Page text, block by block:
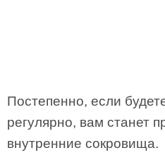
Постепенно, если
регулярно, вам станет
внутренние сокровища.